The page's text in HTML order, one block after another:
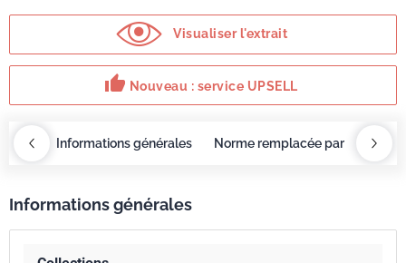
Visualiser l'extrait
thumb_up Nouveau : service UPSELL
Informations générales Norme remplacée par
Informations générales